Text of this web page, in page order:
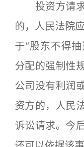
投资方请求
的，人民法院
于“股东不得
分配的强制性
公司没有利润
资方的，人民
诉讼请求。今